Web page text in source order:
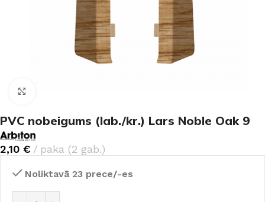
PVC nobeigums (lab./kr.) Lars Noble Oak 9
2,10 € paka (2 gab.)
Noliktavā 23 prece/-es